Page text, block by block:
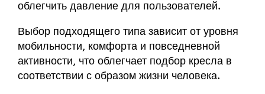
облегчить давление для пользователей.
Выбор подходящего типа зависит от уровня
мобильности, комфорта и повседневной
активности, что облегчает подбор кресла в
соответствии с образом жизни человека.